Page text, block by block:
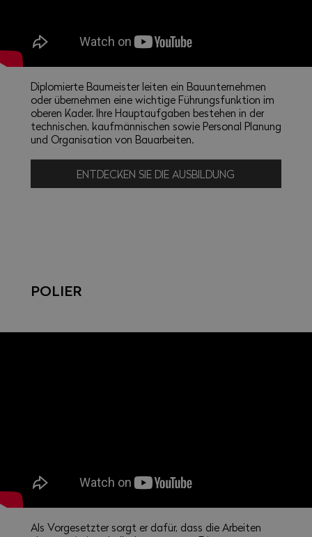
Diplomierte Baumeister leiten ein Bauunternehmen
oder übernehmen eine wichtige Führungsfunktion im
oberen Kader. Ihre Hauptaufgaben bestehen in der
technischen, kaufmännischen sowie Personal Planung
und Organisation von Bauarbeiten.
ENTDECKEN SIE DIE AUSBILDUNG
POLIER
Als Vorgesetzter sorgt er dafür, dass die Arbeiten